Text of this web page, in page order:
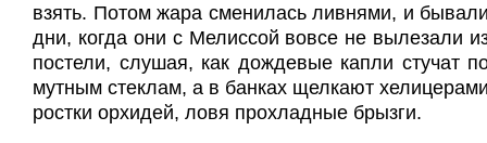
взять. Потом жара сменилась ливнями, и
дни, когда они с Мелиссой вовсе не вылезали
постели, слушая, как дождевые капли стучат
мутным стеклам, а в банках щелкают
ростки орхидей, ловя прохладные брызги.